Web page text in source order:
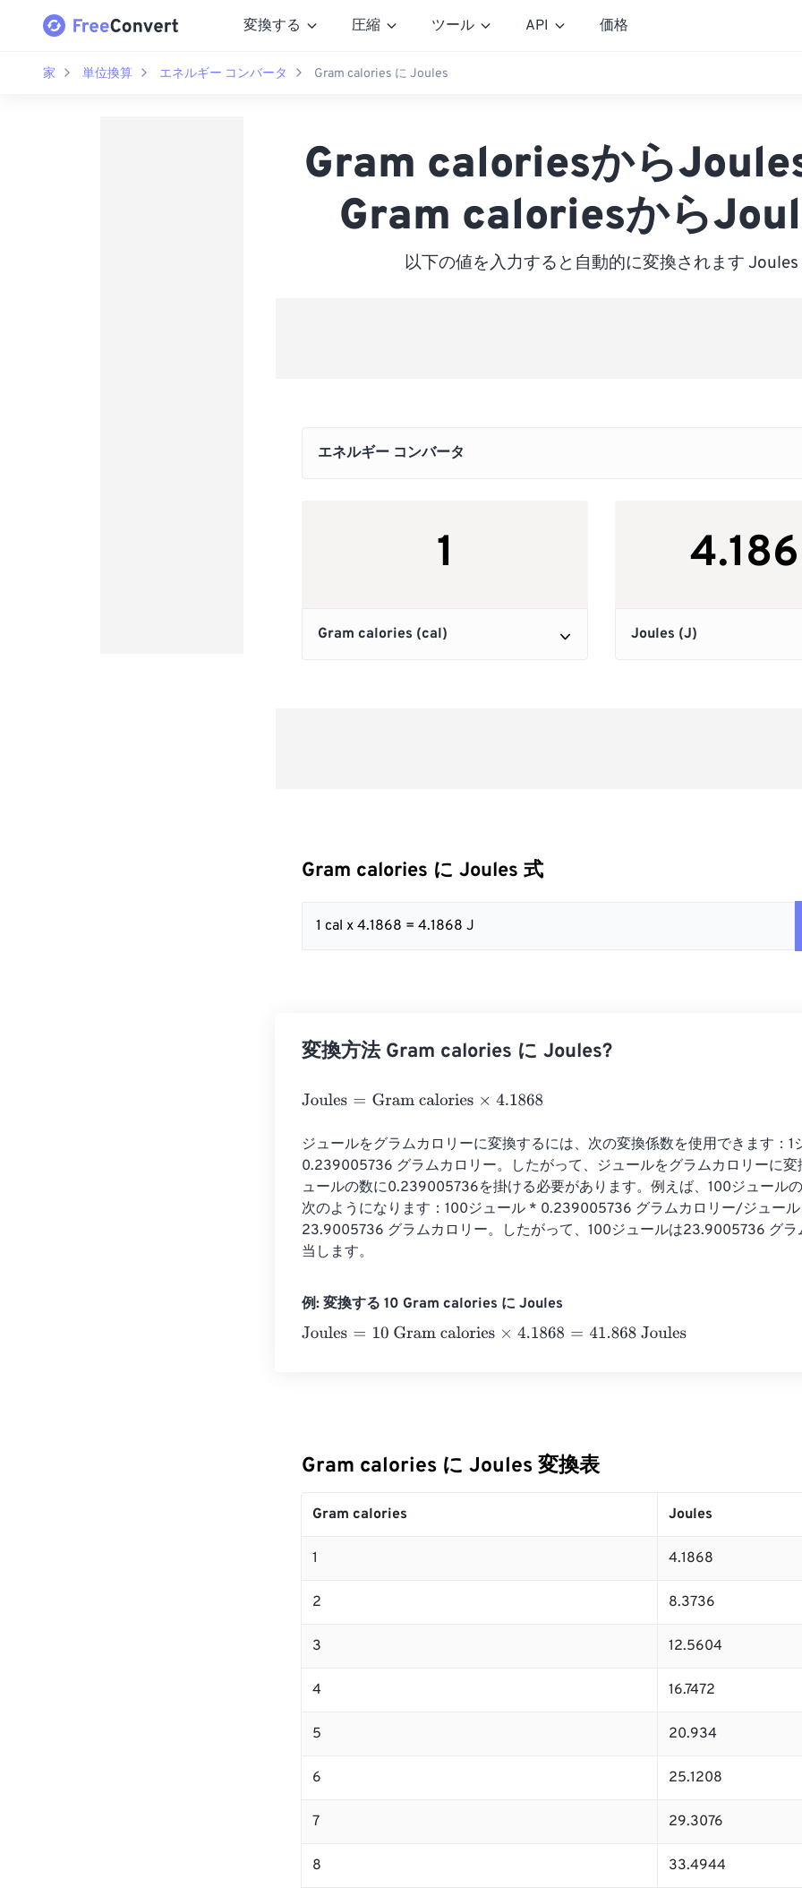
変換する 圧縮 ツール API 価格
家 単位換算 エネルギー コンバータ Gram calories に Joules
Gram caloriesから
Gram caloriesから
以下の値を入力すると自動的に変換されます Joules
Gram calories に Joules 式
1 cal x 4.1868 = 4.1868 J
変換方法 Gram calories に Joules?
Joules= Gram calories×4.1868
ジュールをグラムカロリーに変換するには、次の変換係数を使用できます：1
0.239005736 グラムカロリー。したがって、ジュールをグラムカロリーに変
ュールの数に0.239005736を掛ける必要があります。例えば、100ジュール
次のようになります：100ジュール * 0.239005736 グラムカロリー/ジュー
23.9005736 グラムカロリー。したがって、100ジュールは23.9005736 グラ
当します。
例: 変換する 10 Gram calories に Joules
Joules= 10 Gram calories×4.1868 =41.868 Joules
Gram calories に Joules 変換表
Gram calories Joules
1 4.1868
2 8.3736
3 12.5604
4 16.7472
5 20.934
6 25.1208
7 29.3076
8 33.4944